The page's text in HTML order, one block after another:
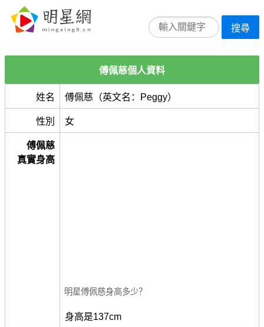
搜尋
傅佩慈個人資料
姓名 傅佩慈（英文名：Peggy）
性別 女
傅佩慈
真實身高
明星傅佩慈身高多少？
身高是137cm